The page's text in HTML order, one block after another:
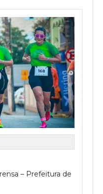
– Prefeitura de